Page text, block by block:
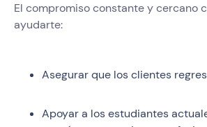
El compromiso constante y cercano
ayudarte:
Asegurar que los clientes
Apoyar a los estudiantes